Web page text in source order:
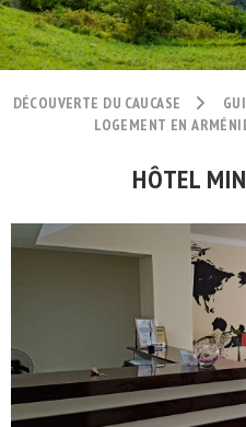
DÉCOUVERTE DU CAUCASE
LOGEMENT EN
HÔTEL